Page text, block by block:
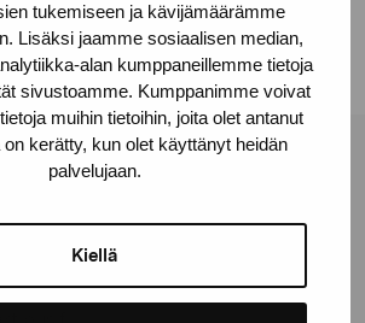
tukemiseen ja kävijämäärämme
Lisäksi jaamme sosiaalisen median,
alan kumppaneillemme tietoja
sivustoamme. Kumppanimme voivat
muihin tietoihin, joita olet antanut
on kerätty, kun olet käyttänyt heidän
palvelujaan.
Kiellä
Foundation